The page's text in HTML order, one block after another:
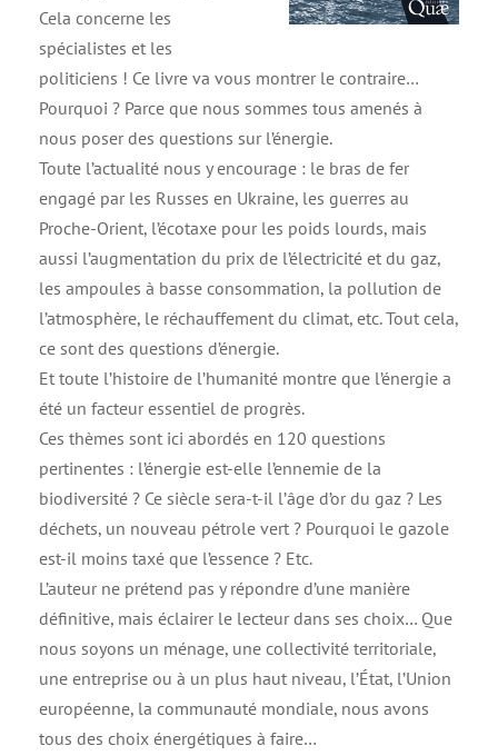
Cela concerne les
spécialistes et les
politiciens ! Ce livre va vous montrer le contraire…
Pourquoi ? Parce que nous sommes tous amenés à
nous poser des questions sur l’énergie.
Toute l’actualité nous y encourage : le bras de fer
engagé par les Russes en Ukraine, les guerres au
Proche-Orient, l’écotaxe pour les poids lourds, mais
aussi l’augmentation du prix de l’électricité et du gaz,
les ampoules à basse consommation, la pollution de
l’atmosphère, le réchauffement du climat, etc. Tout cela,
ce sont des questions d’énergie.
Et toute l’histoire de l’humanité montre que l’énergie a
été un facteur essentiel de progrès.
Ces thèmes sont ici abordés en 120 questions
pertinentes : l’énergie est-elle l’ennemie de la
biodiversité ? Ce siècle sera-t-il l’âge d’or du gaz ? Les
déchets, un nouveau pétrole vert ? Pourquoi le gazole
est-il moins taxé que l’essence ? Etc.
L’auteur ne prétend pas y répondre d’une manière
définitive, mais éclairer le lecteur dans ses choix… Que
nous soyons un ménage, une collectivité territoriale,
une entreprise ou à un plus haut niveau, l’État, l’Union
européenne, la communauté mondiale, nous avons
tous des choix énergétiques à faire…